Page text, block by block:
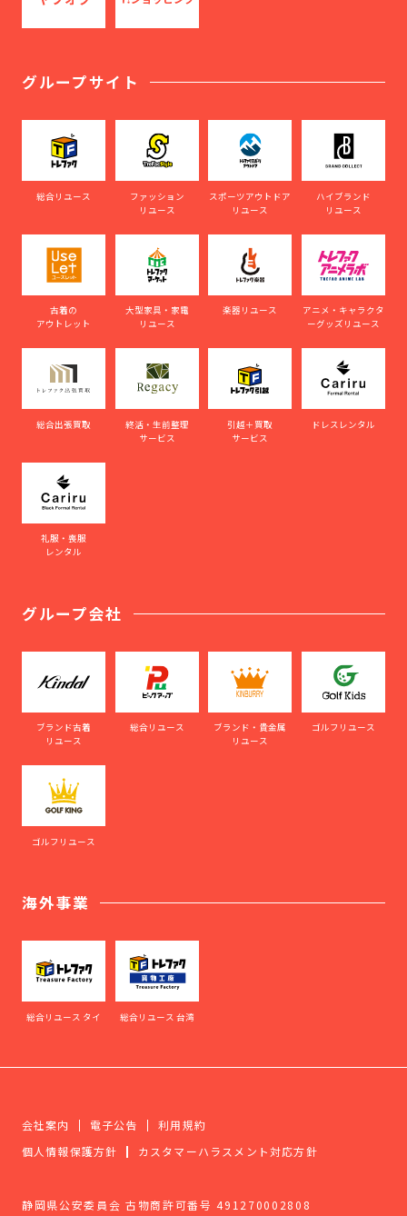
グループサイト
総合リユース
ファッション
リユース
スポーツアウトドア
リユース
ハイブランド
リユース
古着の
アウトレット
大型家具・家電
リユース
楽器リユース
アニメ・キャラクタ
ーグッズリユース
総合出張買取
終活・生前整理
サービス
引越＋買取
サービス
ドレスレンタル
礼服・喪服
レンタル
グループ会社
ブランド古着
リユース
総合リユース
ブランド・貴金属
リユース
ゴルフリユース
ゴルフリユース
海外事業
総合リユース タイ 総合リユース 台湾
会社案内 電子公告
利用規約
個人情報保護方針
カスタマーハラスメント対応方針
静岡県公安委員会 古物商許可番号 491270002808